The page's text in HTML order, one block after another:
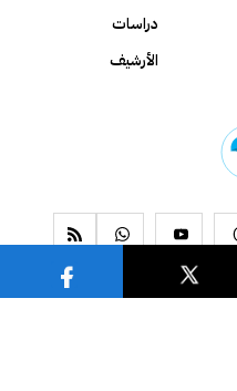
دراسات
الأرشيف